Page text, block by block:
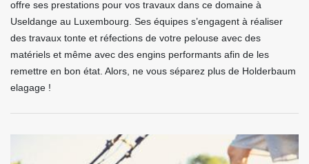
offre ses prestations pour vos travaux dans ce domaine à
Useldange au Luxembourg. Ses équipes s’engagent à réaliser
des travaux tonte et réfections de votre pelouse avec des
matériels et même avec des engins performants afin de les
remettre en bon état. Alors, ne vous séparez plus de Holderbaum
elagage !